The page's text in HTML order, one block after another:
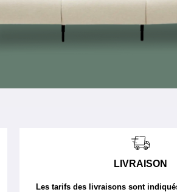
LIVRAISON
Les tarifs des livraisons sont